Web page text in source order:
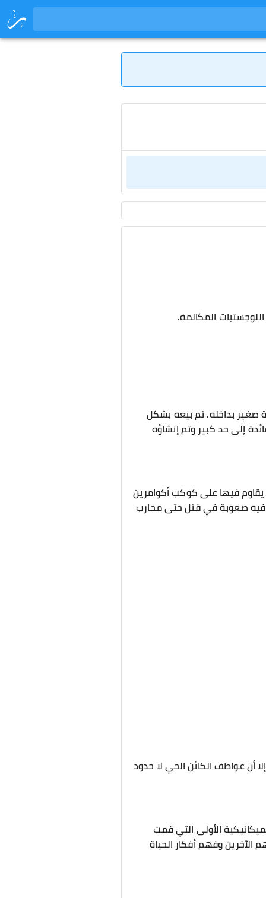
المكالمة.
صغير بداخله. تم بيعه بشكل
إلى حد كبير وتم إنشاؤه
فيها على كوكب أكوامرين
فيه صعوبة في قتل حتى محارب
أن عواطف الكائن الحي لا حدود
الأولى التي قمت
وفهم أفكار الحياة